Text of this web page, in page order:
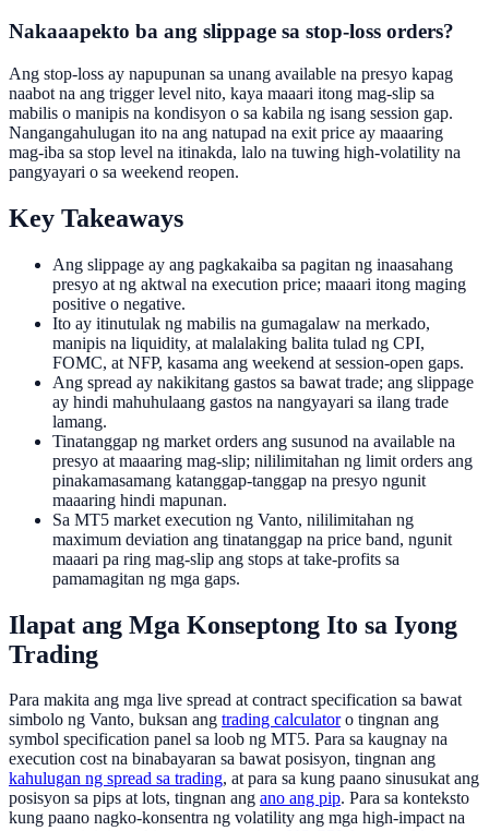
Nakaaapekto ba ang slippage sa stop-loss orders?
Ang stop-loss ay napupunan sa unang available na presyo kapag
naabot na ang trigger level nito, kaya maaari itong mag-slip sa
mabilis o manipis na kondisyon o sa kabila ng isang session gap.
Nangangahulugan ito na ang natupad na exit price ay maaaring
mag-iba sa stop level na itinakda, lalo na tuwing high-volatility na
pangyayari o sa weekend reopen.
Key Takeaways
Ang slippage ay ang pagkakaiba sa pagitan ng inaasahang
presyo at ng aktwal na execution price; maaari itong maging
positive o negative.
Ito ay itinutulak ng mabilis na gumagalaw na merkado,
manipis na liquidity, at malalaking balita tulad ng CPI,
FOMC, at NFP, kasama ang weekend at session-open gaps.
Ang spread ay nakikitang gastos sa bawat trade; ang slippage
ay hindi mahuhulaang gastos na nangyayari sa ilang trade
lamang.
Tinatanggap ng market orders ang susunod na available na
presyo at maaaring mag-slip; nililimitahan ng limit orders ang
pinakamasamang katanggap-tanggap na presyo ngunit
maaaring hindi mapunan.
Sa MT5 market execution ng Vanto, nililimitahan ng
maximum deviation ang tinatanggap na price band, ngunit
maaari pa ring mag-slip ang stops at take-profits sa
pamamagitan ng mga gaps.
Ilapat ang Mga Konseptong Ito sa Iyong
Trading
Para makita ang mga live spread at contract specification sa bawat
simbolo ng Vanto, buksan ang trading calculatoro tingnan ang
symbol specification panel sa loob ng MT5. Para sa kaugnay na
execution cost na binabayaran sa bawat posisyon, tingnan ang
kahulugan ng spread sa trading, at para sa kung paano sinusukat ang
posisyon sa pips at lots, tingnan ang ano ang pip. Para sa konteksto
kung paano nagko-konsentra ng volatility ang mga high-impact na